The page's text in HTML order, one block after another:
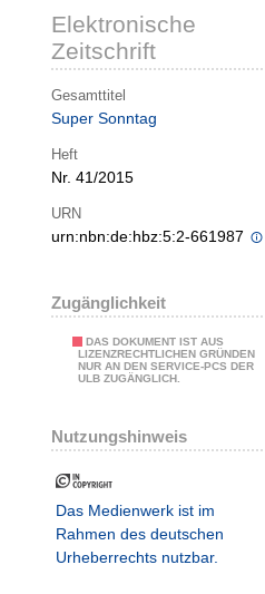
Elektronische
Zeitschrift
Gesamttitel
Super Sonntag
Heft
Nr. 41/2015
URN
urn:nbn:de:hbz:5:2-661987
Zugänglichkeit
DAS DOKUMENT IST AUS
LIZENZRECHTLICHEN GRÜNDEN
NUR AN DEN SERVICE-PCS DER
ULB ZUGÄNGLICH.
Nutzungshinweis
Das Medienwerk ist im
Rahmen des deutschen
Urheberrechts nutzbar.